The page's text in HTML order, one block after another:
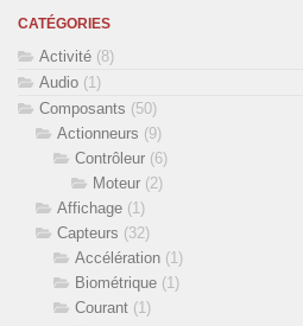
CATÉGORIES
Activité (8)
Audio (1)
Composants (50)
Actionneurs (9)
Contrôleur (6)
Moteur (2)
Affichage (1)
Capteurs (32)
Accélération (1)
Biométrique (1)
Courant (1)